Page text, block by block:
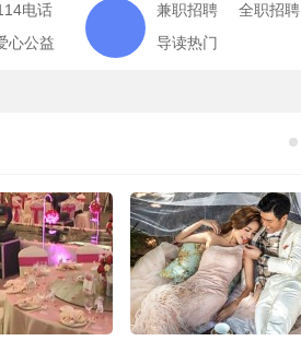
电话
心公益
兼职招聘 全职招聘
导读热门